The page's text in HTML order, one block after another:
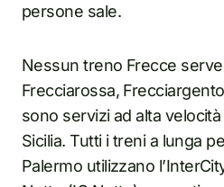
persone sale.
Nessun treno Frecce
Frecciarossa,
sono servizi ad alta
Sicilia. Tutti i treni a lunga
Palermo utilizzano